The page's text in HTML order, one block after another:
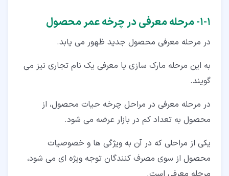
۱‏-‏۱‏- مرحله معرفی در چرخه عمر محصول
در مرحله معرفی محصول جدید ظهور می ­یابد.
به این مرحله مارک سازی یا معرفی یک نام تجاری نیز می
­گویند.
در مرحله معرفی در مراحل چرخه حیات محصول، از
محصول به تعداد کم در بازار عرضه می­ شود.
یکی از مراحلی که در آن به ویژگی­ ها و خصوصیات
محصول از سوی مصرف ­کنندگان توجه ویژه ­ای می ­شود،